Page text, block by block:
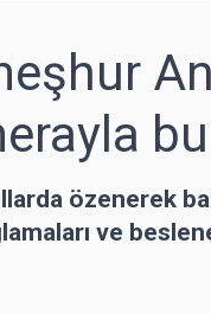
özenerek
ve